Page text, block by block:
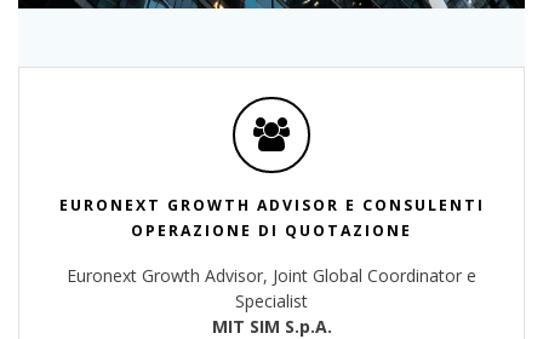
EURONEXT GROWTH ADVISOR E CONSULENTI
OPERAZIONE DI QUOTAZIONE
Euronext Growth Advisor, Joint Global Coordinator e
Specialist
MIT SIM S.p.A.